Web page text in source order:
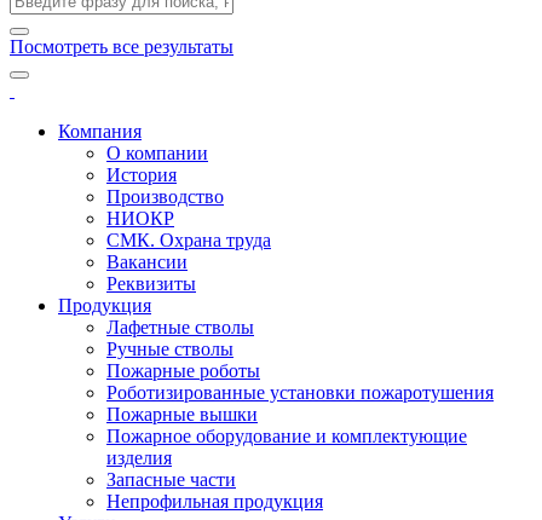
Посмотреть все результаты
Компания
О компании
История
Производство
НИОКР
СМК. Охрана труда
Вакансии
Реквизиты
Продукция
Лафетные стволы
Ручные стволы
Пожарные роботы
Роботизированные установки пожаротушения
Пожарные вышки
Пожарное оборудование и комплектующие
изделия
Запасные части
Непрофильная продукция